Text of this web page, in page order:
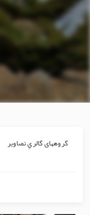
گروههای گالري تصاوير